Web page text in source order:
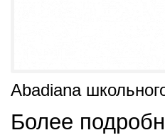
Abadiana
Более